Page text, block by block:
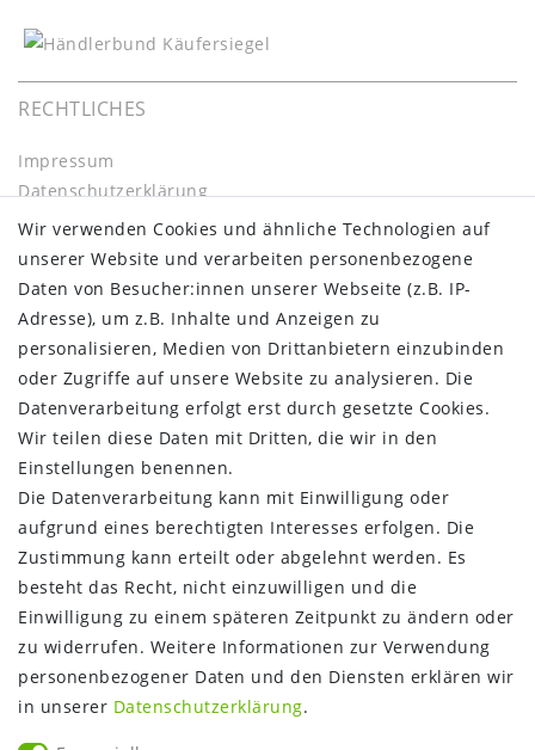
RECHTLICHES
Impressum
Daten­schutz­erklärung
AGB
Barrierefreiheitserklärung
Widerrufs­recht
Kontakt
Vertrag widerrufen
INFORMATIONEN:
Zahlungsinformationen
Versandinformationen
Über uns
Gutschein
NEWS
Google Maps
Kundenbewertungen
Kontakt
Wir verwenden Cookies und ähnliche Technologien auf
unserer Website und verarbeiten personenbezogene
Daten von Besucher:innen unserer Webseite (z.B. IP-
Adresse), um z.B. Inhalte und Anzeigen zu
personalisieren, Medien von Drittanbietern einzubinden
oder Zugriffe auf unsere Website zu analysieren. Die
Datenverarbeitung erfolgt erst durch gesetzte Cookies.
Wir teilen diese Daten mit Dritten, die wir in den
Einstellungen benennen.
Die Datenverarbeitung kann mit Einwilligung oder
aufgrund eines berechtigten Interesses erfolgen. Die
Zustimmung kann erteilt oder abgelehnt werden. Es
besteht das Recht, nicht einzuwilligen und die
Einwilligung zu einem späteren Zeitpunkt zu ändern oder
zu widerrufen. Weitere Informationen zur Verwendung
personenbezogener Daten und den Diensten erklären wir
in unserer Daten­schutz­erklärung.